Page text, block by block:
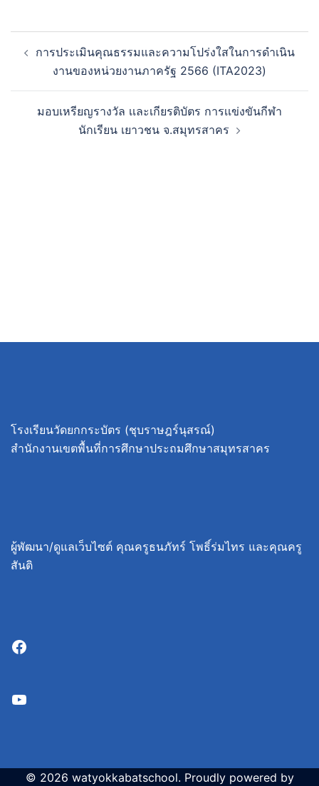
navigation
การประเมินคุณธรรมและความโปร่งใสในการดำเนิน
งานของหน่วยงานภาครัฐ 2566 (ITA2023)
มอบเหรียญรางวัล เเละเกียรติบัตร การเเข่งขันกีฬา
นักเรียน เยาวชน จ.สมุทรสาคร
โรงเรียนวัดยกกระบัตร (ชุบราษฎร์นุสรณ์)
สำนักงานเขตพื้นที่การศึกษาประถมศึกษาสมุทรสาคร
ผู้พัฒนา/ดูแลเว็บไซต์ คุณครูธนภัทร์ โพธิ์ร่มไทร และคุณครู
สันติ
Facebook
YouTube
© 2026 watyokkabatschool. Proudly powered by